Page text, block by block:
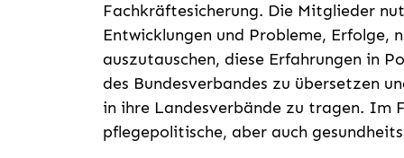
Fachkräftesicherung. Die Mitglieder
Entwicklungen und Probleme, Erfolge,
auszutauschen, diese Erfahrungen in
des Bundesverbandes zu übersetzen
in ihre Landesverbände zu tragen. Im
pflegepolitische, aber auch